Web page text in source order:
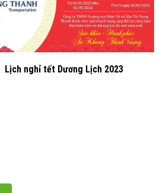
Lịch nghỉ tết Dương Lịch 2023